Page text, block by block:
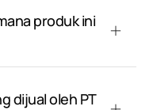
produk ini
dijual oleh PT